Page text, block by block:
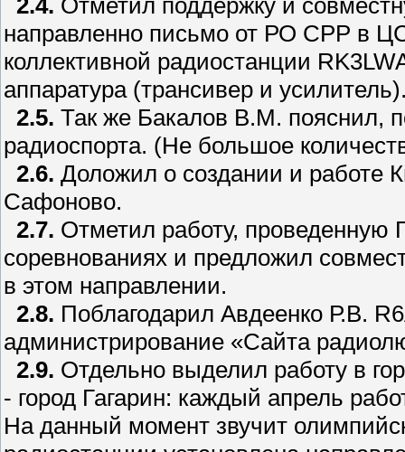
направленно письмо от РО СРР в
коллективной радиостанции
аппаратура (трансивер и
2.5. Так же Бакалов В.М. пояснил,
радиоспорта. (Не большое
2.6. Доложил о создании и работе
Сафоново.
2.7. Отметил работу, проведенную
соревнованиях и предложил
в этом направлении.
2.8. Поблагодарил Авдеенко Р.В.
администрирование «Сайта
2.9. Отдельно выделил работу в
- город Гагарин: каждый апрель
На данный момент звучит